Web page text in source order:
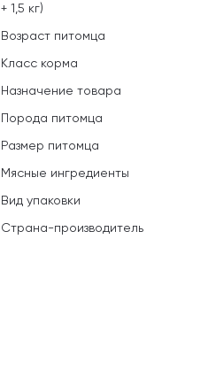
+ 1,5 кг)
Возраст питомца
Класс корма
Назначение товара
Порода питомца
Размер питомца
Мясные ингредиенты
Вид упаковки
Страна-производитель